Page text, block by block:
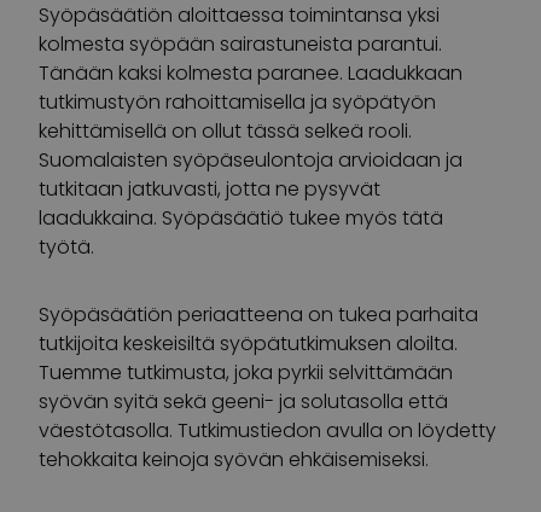
Syöpäsäätiön aloittaessa toimintansa yksi
kolmesta syöpään sairastuneista parantui.
Tänään kaksi kolmesta paranee. Laadukkaan
tutkimustyön rahoittamisella ja syöpätyön
kehittämisellä on ollut tässä selkeä rooli.
Suomalaisten syöpäseulontoja arvioidaan ja
tutkitaan jatkuvasti, jotta ne pysyvät
laadukkaina. Syöpäsäätiö tukee myös tätä
työtä.
Syöpäsäätiön periaatteena on tukea parhaita
tutkijoita keskeisiltä syöpätutkimuksen aloilta.
Tuemme tutkimusta, joka pyrkii selvittämään
syövän syitä sekä geeni- ja solutasolla että
väestötasolla. Tutkimustiedon avulla on löydetty
tehokkaita keinoja syövän ehkäisemiseksi.